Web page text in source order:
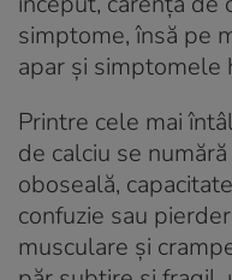
simptome, însă pe
apar și simptomele
Printre cele mai
de calciu se
oboseală,
confuzie sau
musculare și